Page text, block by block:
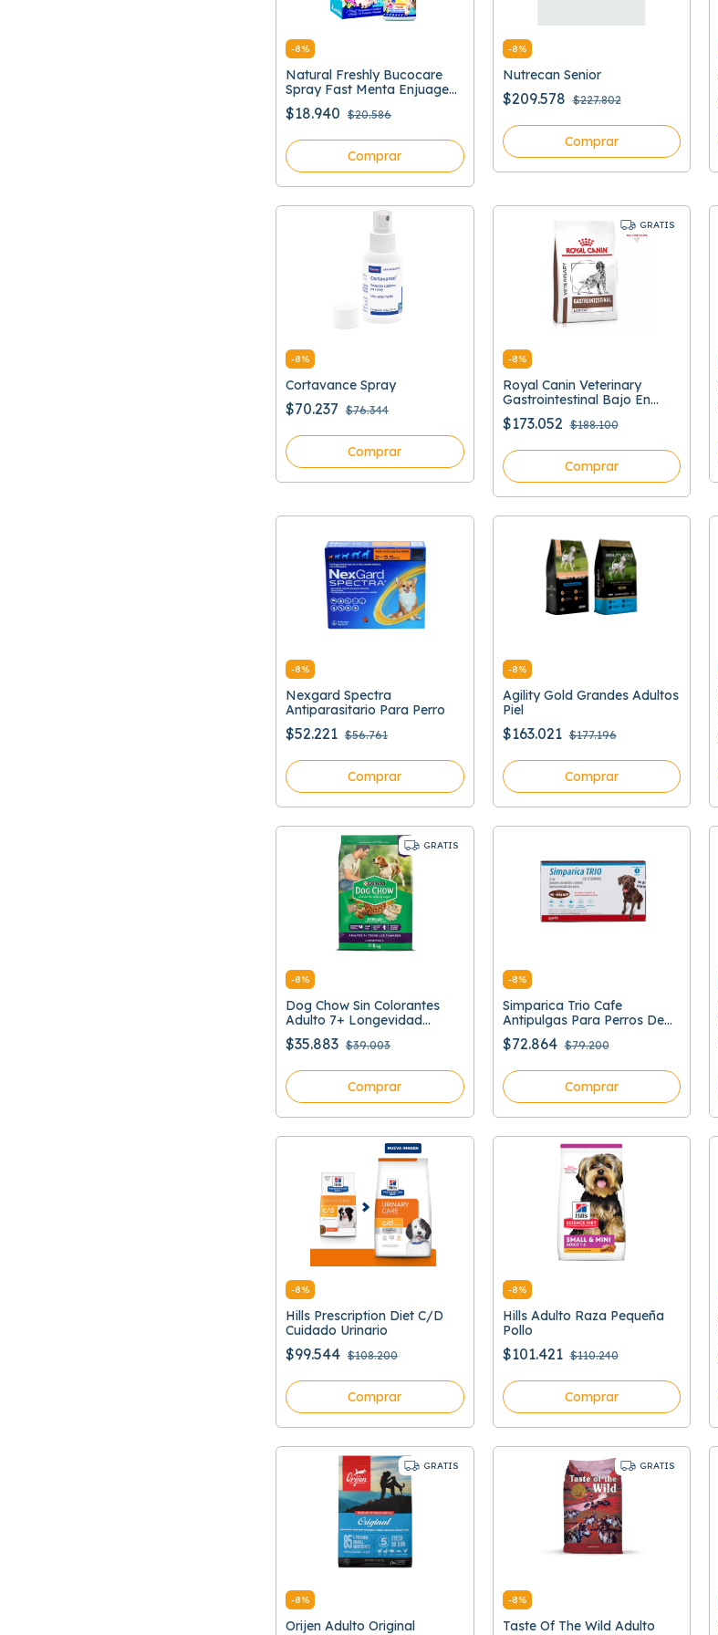
-8%
Natural Freshly Bucocare
Spray Fast Menta Enjuage
Bucal
$18.940 $20.586
Comprar
-8%
Nutrecan Senior
$209.578 $227.802
Comprar
-8%
Cortavance Spray
$70.237 $76.344
Comprar
GRATIS
-8%
Royal Canin Veterinary
Gastrointestinal Bajo En
Grasa
$173.052 $188.100
Comprar
-8%
Nexgard Spectra
Antiparasitario Para Perro
$52.221 $56.761
Comprar
-8%
Agility Gold Grandes Adultos
Piel
$163.021 $177.196
Comprar
GRATIS
-8%
Dog Chow Sin Colorantes
Adulto 7+ Longevidad
Todos Los Tamaños
$35.883 $39.003
Comprar
-8%
Simparica Trio Cafe
Antipulgas Para Perros De
40 A 60 Kg
$72.864 $79.200
Comprar
-8%
Hills Prescription Diet C/D
Cuidado Urinario
$99.544 $108.200
Comprar
-8%
Hills Adulto Raza Pequeña
Pollo
$101.421 $110.240
Comprar
GRATIS
-8%
Orijen Adulto Original
GRATIS
-8%
Taste Of The Wild Adulto